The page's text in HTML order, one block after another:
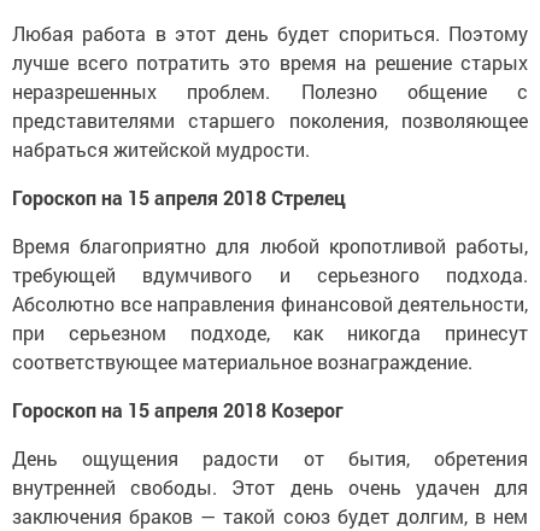
Любая работа в этот день будет спориться. Поэтому
лучше всего потратить это время на решение старых
неразрешенных проблем. Полезно общение с
представителями старшего поколения, позволяющее
набраться житейской мудрости.
Гороскоп на 15 апреля 2018 Стрелец
Время благоприятно для любой кропотливой работы,
требующей вдумчивого и серьезного подхода.
Абсолютно все направления финансовой деятельности,
при серьезном подходе, как никогда принесут
соответствующее материальное вознаграждение.
Гороскоп на 15 апреля 2018 Козерог
День ощущения радости от бытия, обретения
внутренней свободы. Этот день очень удачен для
заключения браков — такой союз будет долгим, в нем